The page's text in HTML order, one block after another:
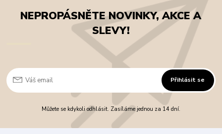
NEPROPÁSNĚTE NOVINKY, AKCE A
SLEVY!
Přihlásit se
Můžete se kdykoli odhlásit. Zasíláme jednou za 14 dní.